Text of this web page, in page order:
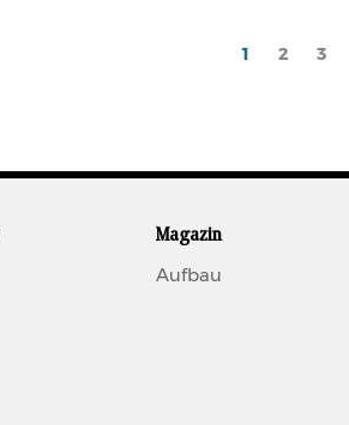
Current
1 Page
2 3
Magazin
Aufbau